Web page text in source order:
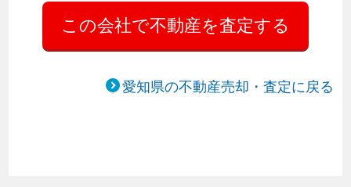
愛知県の不動産売却・査定に戻る